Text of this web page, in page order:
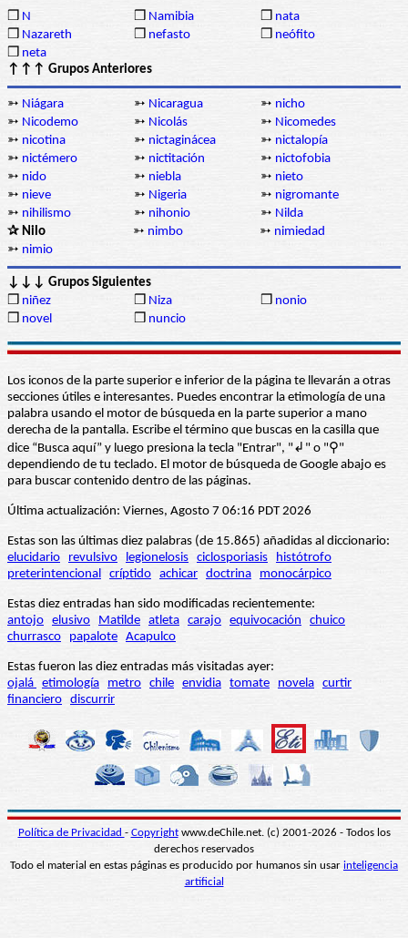
❒ N ❒ Namibia ❒ nata
❒ Nazareth ❒ nefasto ❒ neófito
❒ neta
↑↑↑ Grupos Anteriores
➳ Niágara ➳ Nicaragua ➳ nicho
➳ Nicodemo ➳ Nicolás ➳ Nicomedes
➳ nicotina ➳ nictaginácea ➳ nictalopía
➳ nictémero ➳ nictitación ➳ nictofobia
➳ nido ➳ niebla ➳ nieto
➳ nieve ➳ Nigeria ➳ nigromante
➳ nihilismo ➳ nihonio ➳ Nilda
✰ Nilo
➳ nimbo ➳ nimiedad
➳ nimio
↓↓↓ Grupos Siguientes
❒ niñez ❒ Niza ❒ nonio
❒ novel ❒ nuncio
Los iconos de la parte superior e inferior de la página te llevarán a otras
secciones útiles e interesantes. Puedes encontrar la etimología de una
palabra usando el motor de búsqueda en la parte superior a mano
derecha de la pantalla. Escribe el término que buscas en la casilla que
dice “Busca aquí” y luego presiona la tecla "Entrar", "↲" o "⚲"
dependiendo de tu teclado. El motor de búsqueda de Google abajo es
para buscar contenido dentro de las páginas.
Última actualización: Viernes, Agosto 7 06:16 PDT 2026
Estas son las últimas diez palabras (de 15.865) añadidas al diccionario:
elucidario
revulsivo legionelosis ciclosporiasis
histótrofo
preterintencional críptido achicar doctrina monocárpico
Estas diez entradas han sido modificadas recientemente:
antojo elusivo Matilde atleta carajo equivocación
chuico
churrasco
papalote Acapulco
Estas fueron las diez entradas más visitadas ayer:
ojalá etimología metro chile envidia tomate novela curtir
financiero discurrir
Política de Privacidad - Copyrightwww.deChile.net. (c) 2001-2026 - Todos los
derechos reservados
Todo el material en estas páginas es producido por humanos sin usar inteligencia
artificial